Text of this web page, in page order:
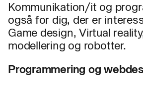
Kommunikation/it og
også for dig, der er
Game design, Virtual
modellering og robotter.
Programmering og